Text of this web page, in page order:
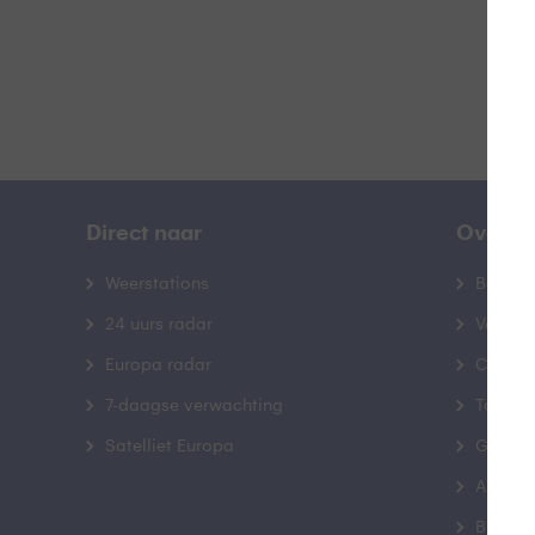
Direct naar
Weerstations
24 uurs radar
Europa radar
7-daagse verwachting
Satelliet Europa
Over
Contact